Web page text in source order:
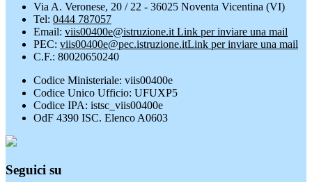
Via A. Veronese, 20 / 22 - 36025 Noventa Vicentina (VI)
Tel: 0444 787057
Email: viis00400e@istruzione.it Link per inviare una mail
PEC: viis00400e@pec.istruzione.itLink per inviare una mail
C.F.: 80020650240
Codice Ministeriale: viis00400e
Codice Unico Ufficio: UFUXP5
Codice IPA: istsc_viis00400e
OdF 4390 ISC. Elenco A0603
Seguici su